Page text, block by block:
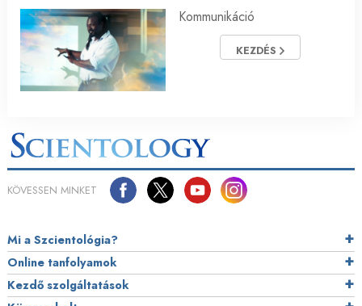
Kommunikáció
KEZDÉS
KÖVESSEN MINKET
Mi a Szcientológia?
Online tanfolyamok
Kezdő szolgáltatások